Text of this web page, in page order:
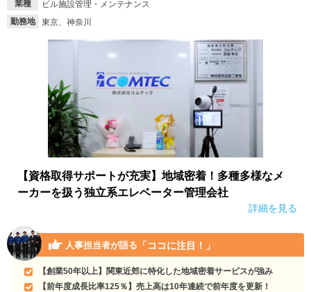
業種
ビル施設管理・メンテナンス
勤務地
東京、神奈川
【資格取得サポートが充実】地域密着！多種多様なメ
ーカーを扱う独立系エレベーター管理会社
詳細を見る
人事担当者が語る 「ココに注目！」
【創業50年以上】関東近郊に特化した地域密着サービスが強み
【前年度成長比率125％】売上高は10年連続で前年度を更新！